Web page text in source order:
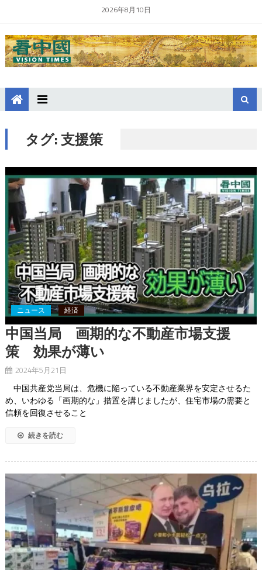
2026年8月10日
タグ:支援策
ニュース 経済
中国当局 画期的な不動産市場支援
策 効果が薄い
2024年5月21日
中国共産党当局は、危機に陥っている不動産業界を安定させるた
め、いわゆる「画期的な」措置を講じましたが、住宅市場の需要と
信頼を回復させること
続きを読む